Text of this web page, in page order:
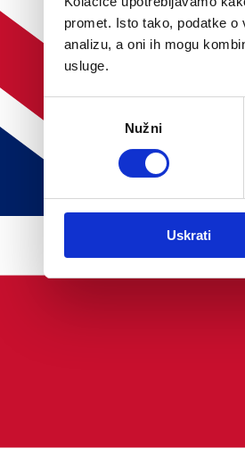
promet. Isto tako, podatke
analizu, a oni ih mogu
usluge.
Nužni
Uskrati